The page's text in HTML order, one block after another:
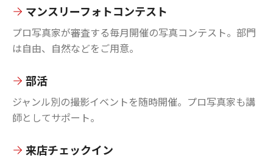
マンスリーフォトコンテスト
プロ写真家が審査する毎月開催の写真コンテスト。部門
は自由、自然などをご用意。
部活
ジャンル別の撮影イベントを随時開催。プロ写真家も講
師としてサポート。
来店チェックイン